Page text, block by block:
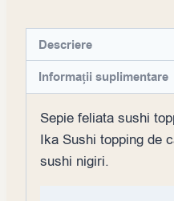
Descriere
Informații suplimentare
Sepie feliata sushi
Ika Sushi topping de
sushi nigiri.